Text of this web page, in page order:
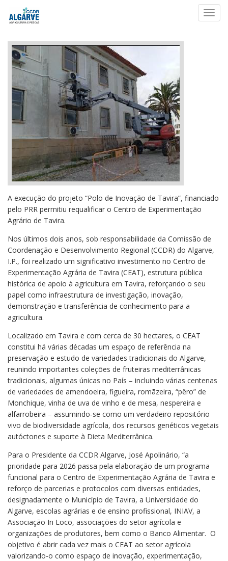
A execução do projeto “Polo de Inovação de Tavira”, financiado
pelo PRR permitiu requalificar o Centro de Experimentação
Agrário de Tavira.
Nos últimos dois anos, sob responsabilidade da Comissão de
Coordenação e Desenvolvimento Regional (CCDR) do Algarve,
I.P., foi realizado um significativo investimento no Centro de
Experimentação Agrária de Tavira (CEAT), estrutura pública
histórica de apoio à agricultura em Tavira, reforçando o seu
papel como infraestrutura de investigação, inovação,
demonstração e transferência de conhecimento para a
agricultura.
​Localizado em Tavira e com cerca de 30 hectares, o CEAT
constitui há várias décadas um espaço de referência na
preservação e estudo de variedades tradicionais do Algarve,
reunindo importantes coleções de fruteiras mediterrânicas
tradicionais, algumas únicas no País – incluindo várias centenas
de variedades de amendoeira, figueira, romãzeira, “pêro” de
Monchique, vinha de uva de vinho e de mesa, nespereira e
alfarrobeira – assumindo‑se como um verdadeiro repositório
vivo de biodiversidade agrícola, dos recursos genéticos vegetais
autóctones e suporte à Dieta Mediterrânica.
Para o Presidente da CCDR Algarve, José Apolinário, “a
prioridade para 2026 passa pela elaboração de um programa
funcional para o Centro de Experimentação Agrária de Tavira e
reforço de parcerias e protocolos com diversas entidades,
designadamente o Município de Tavira, a Universidade do
Algarve, escolas agrárias e de ensino profissional, INIAV, a
Associação In Loco, associações do setor agrícola e
organizações de produtores, bem como o Banco Alimentar. O
objetivo é abrir cada vez mais o CEAT ao setor agrícola
valorizando-o como espaço de inovação, experimentação,